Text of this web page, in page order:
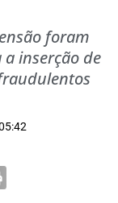
foram
inserção de